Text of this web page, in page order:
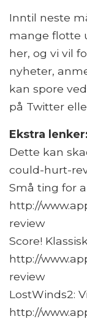
Inntil neste
mange flotte
her, og vi vil
nyheter,
kan spore
på Twitter
Ekstra lenker:
Dette kan
could-hurt-
Små ting for
http://
review
Score!
http://
review
LostWinds2:
http://